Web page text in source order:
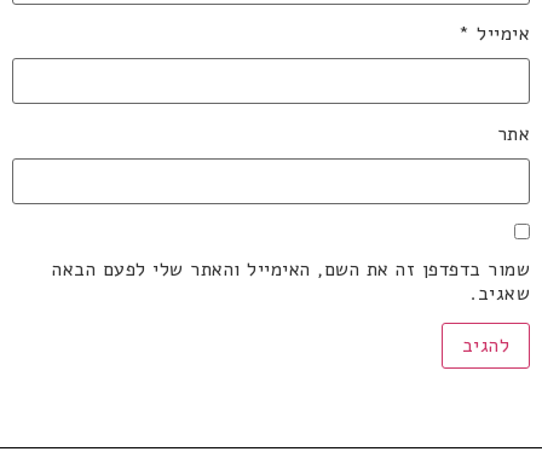
אימייל *
אתר
שמור בדפדפן זה את השם, האימייל והאתר שלי לפעם הבאה
שאגיב.